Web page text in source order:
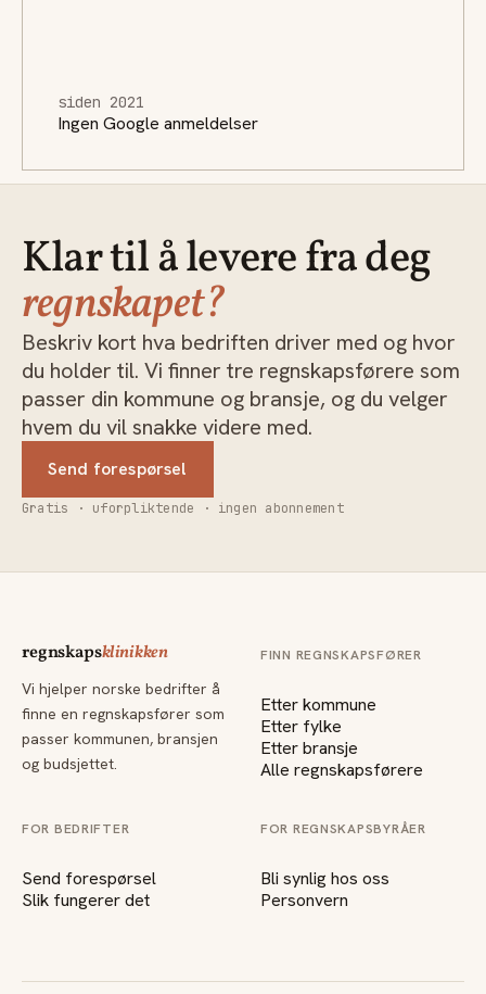
siden 2021
Ingen Google anmeldelser
Klar til å levere fra deg
regnskapet?
Beskriv kort hva bedriften driver med og hvor
du holder til. Vi finner tre regnskapsførere som
passer din kommune og bransje, og du velger
hvem du vil snakke videre med.
Send forespørsel
Gratis · uforpliktende · ingen abonnement
regnskapsklinikken
Vi hjelper norske bedrifter å
finne en regnskapsfører som
passer kommunen, bransjen
og budsjettet.
FINN REGNSKAPSFØRER
Etter kommune
Etter fylke
Etter bransje
Alle regnskapsførere
FOR BEDRIFTER
Send forespørsel
Slik fungerer det
FOR REGNSKAPSBYRÅER
Bli synlig hos oss
Personvern